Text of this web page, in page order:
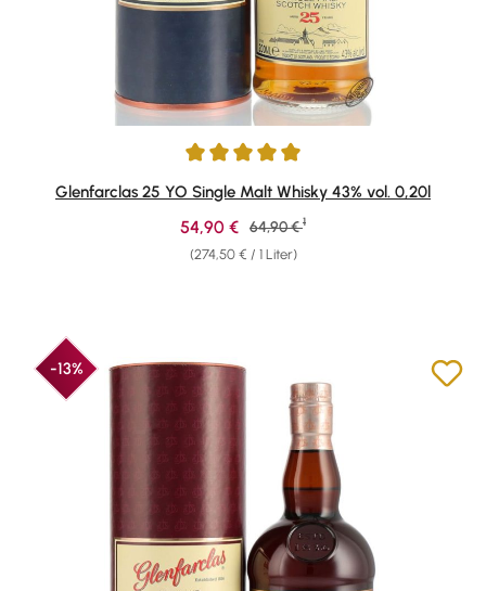
Durchschnittliche Bewertung von 5 von 5 Sternen
Glenfarclas 25 YO Single Malt Whisky 43% vol. 0,20l
(274,50 € / 1 Liter)
Verkaufspreis:
54,90 € Regulärer Preis:
64,90 € 1
-13%